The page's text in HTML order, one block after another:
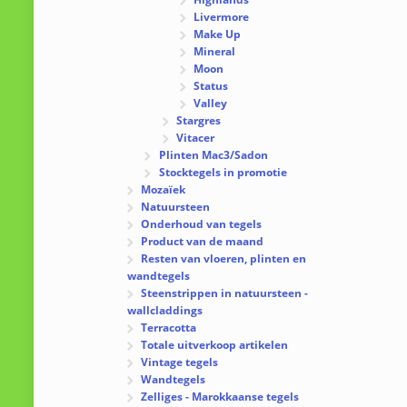
Livermore
Make Up
Mineral
Moon
Status
Valley
Stargres
Vitacer
Plinten Mac3/Sadon
Stocktegels in promotie
Mozaïek
Natuursteen
Onderhoud van tegels
Product van de maand
Resten van vloeren, plinten en
wandtegels
Steenstrippen in natuursteen -
wallcladdings
Terracotta
Totale uitverkoop artikelen
Vintage tegels
Wandtegels
Zelliges - Marokkaanse tegels